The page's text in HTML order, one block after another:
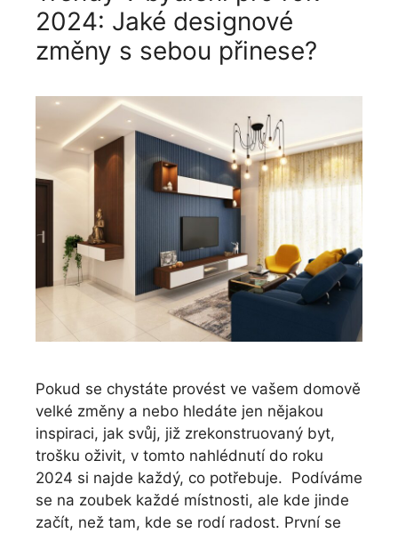
2024: Jaké designové
změny s sebou přinese?
Pokud se chystáte provést ve vašem domově
velké změny a nebo hledáte jen nějakou
inspiraci, jak svůj, již zrekonstruovaný byt,
trošku oživit, v tomto nahlédnutí do roku
2024 si najde každý, co potřebuje. Podíváme
se na zoubek každé místnosti, ale kde jinde
začít, než tam, kde se rodí radost. První se